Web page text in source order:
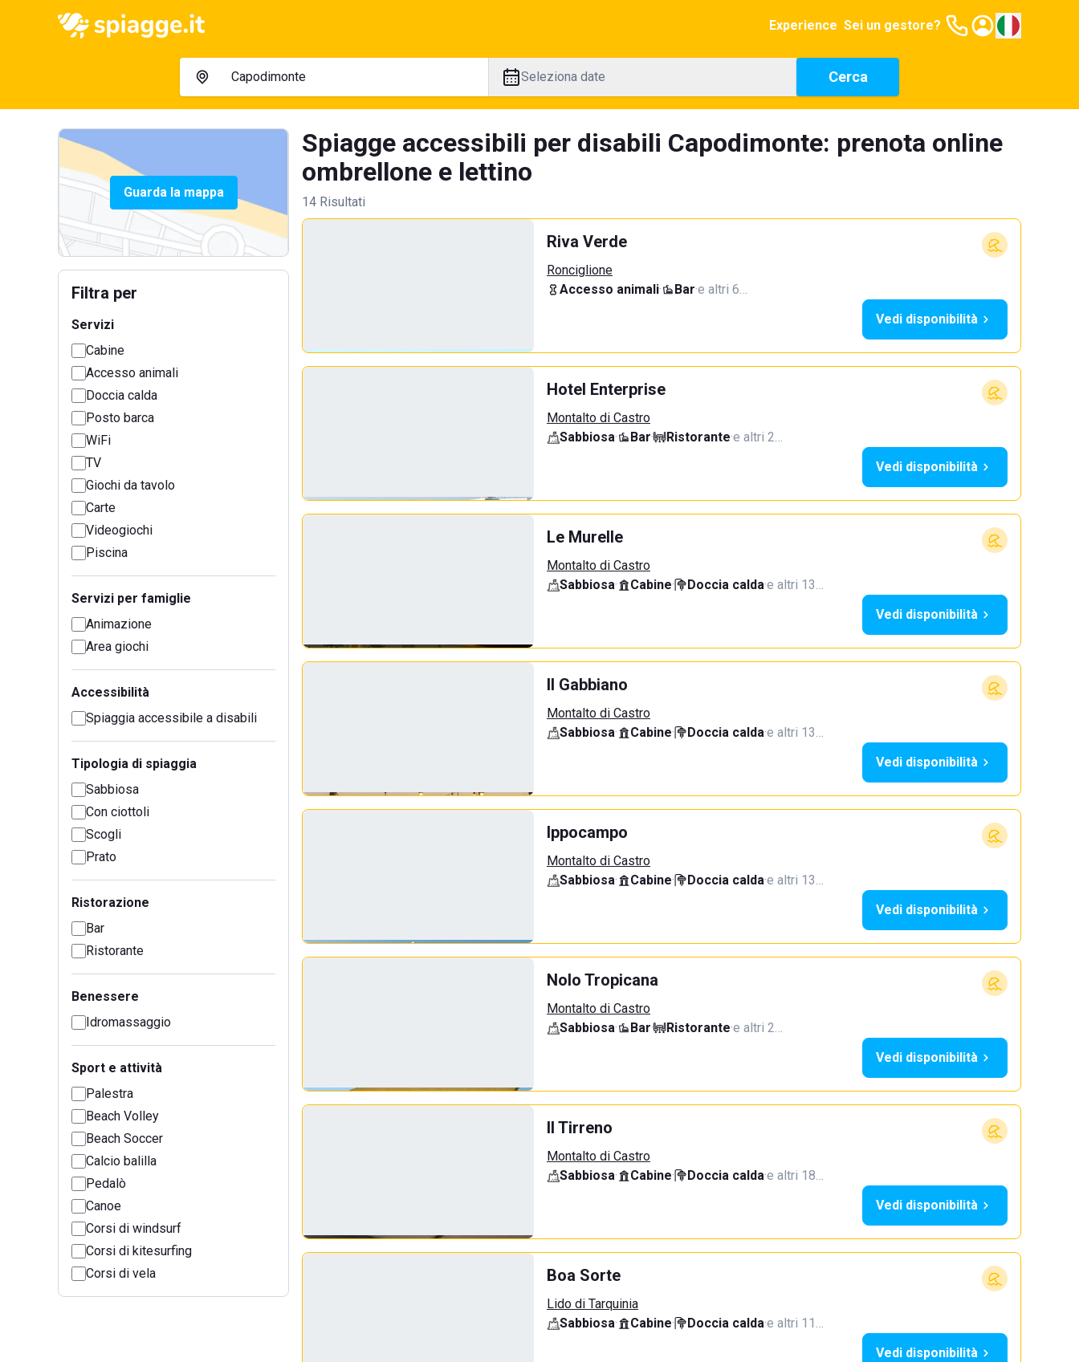
Experience Sei un gestore?
Seleziona date Cerca
Guarda la mappa
Filtra per
Servizi
Cabine
Accesso animali
Doccia calda
Posto barca
WiFi
TV
Giochi da tavolo
Carte
Videogiochi
Piscina
Servizi per famiglie
Animazione
Area giochi
Accessibilità
Spiaggia accessibile a disabili
Tipologia di spiaggia
Sabbiosa
Con ciottoli
Scogli
Prato
Ristorazione
Bar
Ristorante
Benessere
Idromassaggio
Sport e attività
Palestra
Beach Volley
Beach Soccer
Calcio balilla
Pedalò
Canoe
Corsi di windsurf
Corsi di kitesurfing
Corsi di vela
Spiagge accessibili per disabili Capodimonte: prenota online
ombrellone e lettino
14 Risultati
Riva Verde
Ronciglione
Accesso animali· Bar·e altri 6…
Vedi disponibilità
Hotel Enterprise
Montalto di Castro
Sabbiosa· Bar· Ristorante·e altri 2…
Vedi disponibilità
Le Murelle
Montalto di Castro
Sabbiosa· Cabine· Doccia calda·e altri 13…
Vedi disponibilità
Il Gabbiano
Montalto di Castro
Sabbiosa· Cabine· Doccia calda·e altri 13…
Vedi disponibilità
Ippocampo
Montalto di Castro
Sabbiosa· Cabine· Doccia calda·e altri 13…
Vedi disponibilità
Nolo Tropicana
Montalto di Castro
Sabbiosa· Bar· Ristorante·e altri 2…
Vedi disponibilità
Il Tirreno
Montalto di Castro
Sabbiosa· Cabine· Doccia calda·e altri 18…
Vedi disponibilità
Boa Sorte
Lido di Tarquinia
Sabbiosa· Cabine· Doccia calda·e altri 11…
Vedi disponibilità